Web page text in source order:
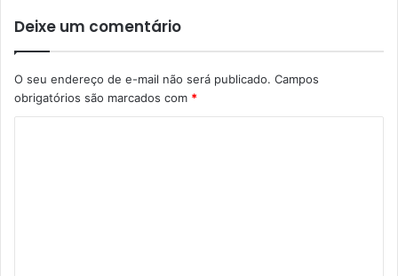
Deixe um comentário
O seu endereço de e-mail não será publicado. Campos
obrigatórios são marcados com *